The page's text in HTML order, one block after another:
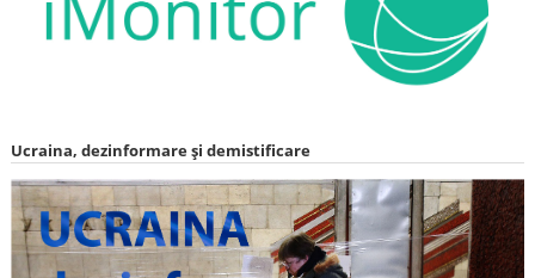
Ucraina, dezinformare și demistificare